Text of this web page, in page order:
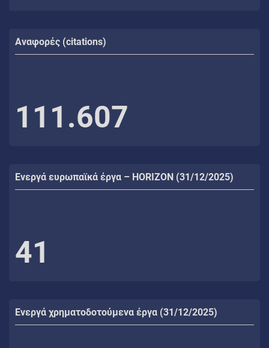
Αναφορές (citations)
111.607
Ενεργά ευρωπαϊκά έργα – HORIZON (31/12/2025)
41
Ενεργά χρηματοδοτούμενα έργα (31/12/2025)